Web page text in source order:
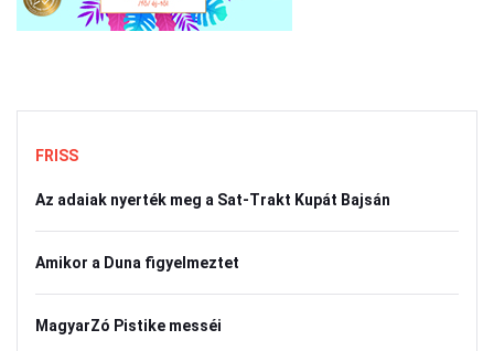
FRISS
Az adaiak nyerték meg a Sat-Trakt Kupát Bajsán
Amikor a Duna figyelmeztet
MagyarZó Pistike messéi